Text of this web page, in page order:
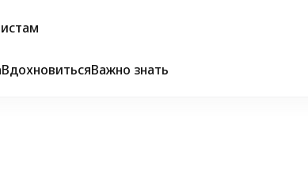
ВдохновитьсяВажно знать